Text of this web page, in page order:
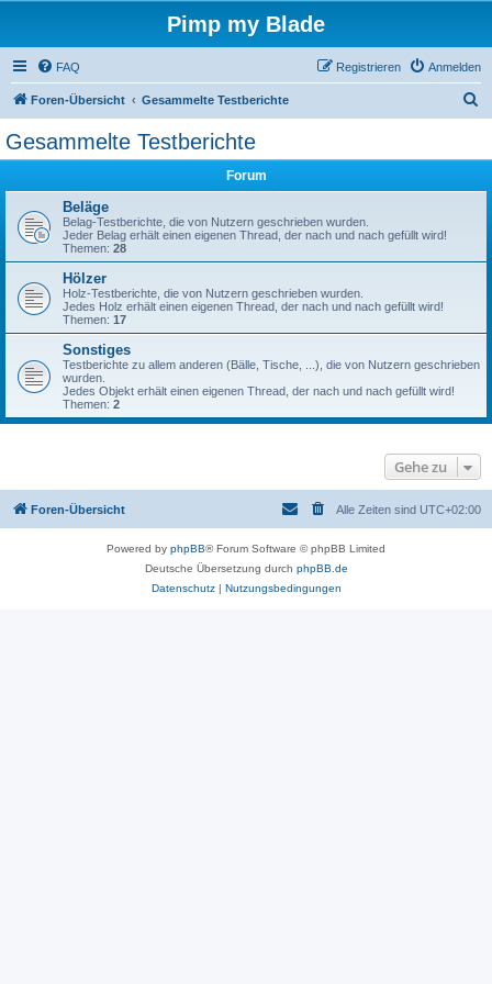
Pimp my Blade
FAQ Anmelden
Registrieren
Foren-Übersicht Gesammelte Testberichte
Gesammelte Testberichte
Forum
Beläge
Belag-Testberichte, die von Nutzern geschrieben wurden.
Jeder Belag erhält einen eigenen Thread, der nach und nach gefüllt wird!
Themen: 28
Hölzer
Holz-Testberichte, die von Nutzern geschrieben wurden.
Jedes Holz erhält einen eigenen Thread, der nach und nach gefüllt wird!
Themen: 17
Sonstiges
Testberichte zu allem anderen (Bälle, Tische, ...), die von Nutzern geschrieben
wurden.
Jedes Objekt erhält einen eigenen Thread, der nach und nach gefüllt wird!
Themen: 2
Gehe zu
Foren-Übersicht Alle Zeiten sind UTC+02:00
Powered by phpBB® Forum Software © phpBB Limited
Deutsche Übersetzung durch phpBB.de
Datenschutz| Nutzungsbedingungen